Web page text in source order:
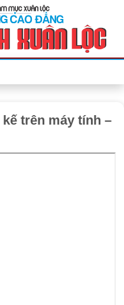
trên máy tính –